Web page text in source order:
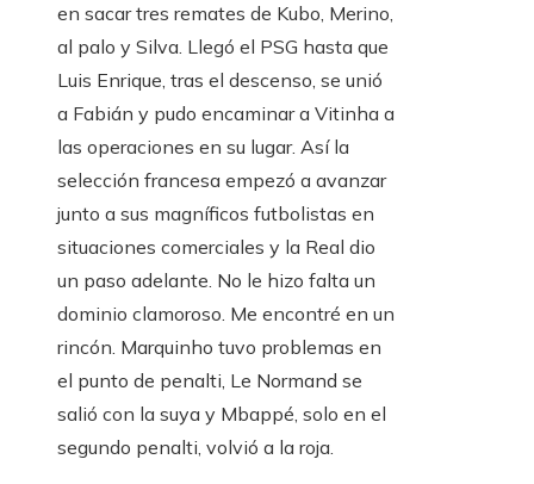
en sacar tres remates de Kubo, Merino,
al palo y Silva. Llegó el PSG hasta que
Luis Enrique, tras el descenso, se unió
a Fabián y pudo encaminar a Vitinha a
las operaciones en su lugar. Así la
selección francesa empezó a avanzar
junto a sus magníficos futbolistas en
situaciones comerciales y la Real dio
un paso adelante. No le hizo falta un
dominio clamoroso. Me encontré en un
rincón. Marquinho tuvo problemas en
el punto de penalti, Le Normand se
salió con la suya y Mbappé, solo en el
segundo penalti, volvió a la roja.